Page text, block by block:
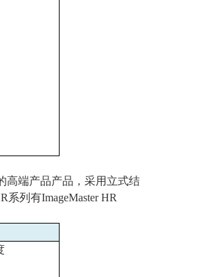
高端产品产品，采用立式结
系列有ImageMaster HR